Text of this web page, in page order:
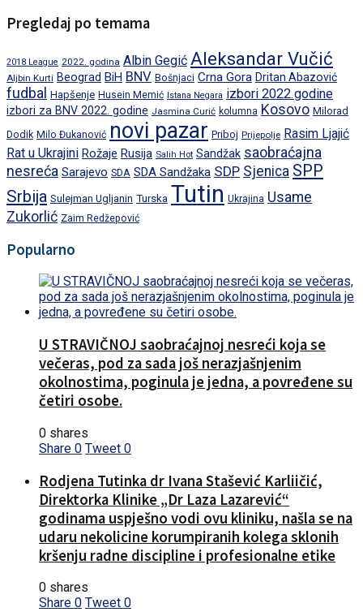
Pregledaj po temama
2018 League 2022. godina Albin Gegić Aleksandar Vučić
Aljbin Kurti Beograd BiH BNV Bošnjaci Crna Gora Dritan Abazović
fudbal Hapšenje Husein Memić Istana Negara izbori 2022.godine
izbori za BNV 2022. godine Jasmina Curić kolumna Kosovo Milorad
Dodik Milo Đukanović novi pazar Priboj Prijepolje Rasim Ljajić
Rat u Ukrajini Rožaje Rusija Salih Hot Sandžak saobraćajna
nesreća Sarajevo SDA SDA Sandžaka SDP Sjenica SPP
Srbija Sulejman Ugljanin Turska Tutin Ukrajina Usame
Zukorlić Zaim Redžepović
Popularno
U STRAVIČNOJ saobraćajnoj nesreći koja se
večeras, pod za sada još nerazjašnjenim
okolnostima, poginula je jedna, a povređene su
četiri osobe.
0 shares
Share 0 Tweet 0
Rodjena Tutinka dr Ivana Stašević Karliičić,
Direktorka Klinike „Dr Laza Lazarević“
godinama uspješno vodi ovu kliniku, našla se na
udaru nekolicine korumpiranih kolega sklonih
kršenju radne discipline i profesionalne etike
0 shares
Share 0 Tweet 0